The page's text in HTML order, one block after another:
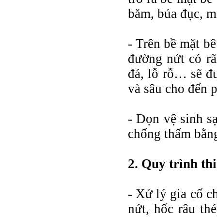
băm, búa đục,
- Trên bề mặt
đường nứt có
đá, lỗ rỗ… sẽ
và sâu cho đến
- Dọn vệ sinh
chống thấm
2. Quy trình
- Xử lý gia cố
nứt, hốc râu